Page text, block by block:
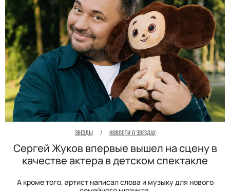
ЗВЕЗДЫ / НОВОСТИ О ЗВЕЗДАХ
Сергей Жуков впервые вышел на сцену в
качестве актера в детском спектакле
А кроме того, артист написал слова и музыку для нового